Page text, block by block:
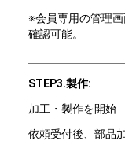
※会員専用の管理
確認可能。
STEP3.製作:
加工・製作を開始
依頼受付後、部品